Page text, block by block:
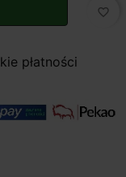
favorite_border
płatności